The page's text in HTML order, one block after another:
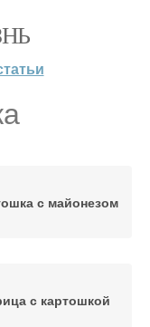
с майонезом
с картошкой